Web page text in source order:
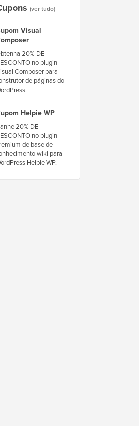
(ver tudo)
Visual
20% DE
no plugin
Composer para
de páginas do
Helpie WP
20% DE
no plugin
de base de
wiki para
Helpie WP.